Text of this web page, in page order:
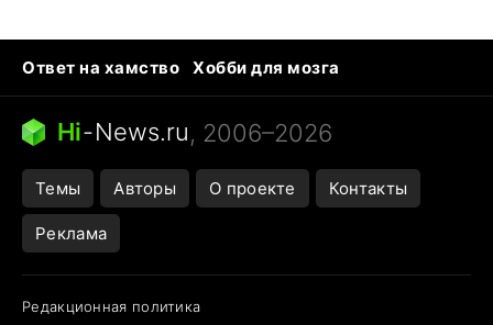
Ответ на хамство
Хобби для мозга
Бензин 100 и 95
Тунцы в океанариуме
Следующая пандемия
Hi-News.ru, 2006–2026
Темы Авторы О проекте Контакты
Реклама
Редакционная политика